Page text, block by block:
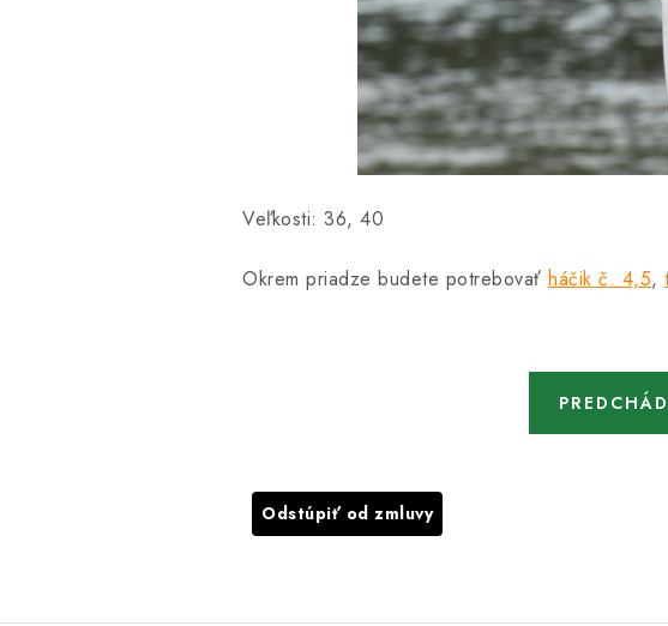
Veľkosti: 36, 40
Okrem priadze budete potrebovať háčik č. 4,5,
Odstúpiť od zmluvy